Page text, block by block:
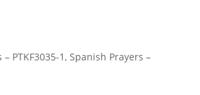
PTKF3035-1, Spanish Prayers –